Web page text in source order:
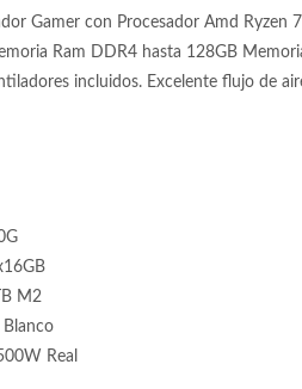
Gamer con Procesador Amd
Ram DDR4 hasta 128GB
incluidos. Excelente flujo de
M2
Blanco
Real